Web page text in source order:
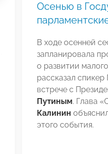
Осенью в
В ходе осенней
запланировала
о развитии
рассказал спикер
встрече с
Путиным. Глава
Калинин
этого события.